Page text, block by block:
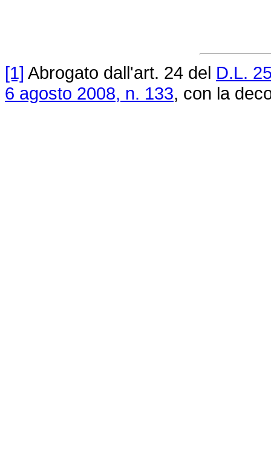
[1] Abrogato dall'art. 24 del D.L.
6 agosto 2008, n. 133, con la